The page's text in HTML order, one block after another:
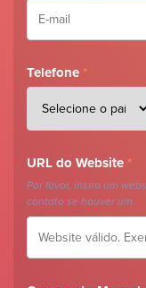
Telefone *
URL do Website *
Por favor, insira um
contato se houver um.